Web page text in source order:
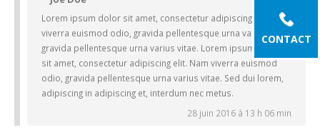
CONTACT
Lorem ipsum dolor sit amet, consectetur adipiscing elit. Nam
viverra euismod odio, gravida pellentesque urna varius vitae,
gravida pellentesque urna varius vitae. Lorem ipsum dolor
sit amet, consectetur adipiscing elit. Nam viverra euismod
odio, gravida pellentesque urna varius vitae. Sed dui lorem,
adipiscing in adipiscing et, interdum nec metus.
28 juin 2016 à 13 h 06 min